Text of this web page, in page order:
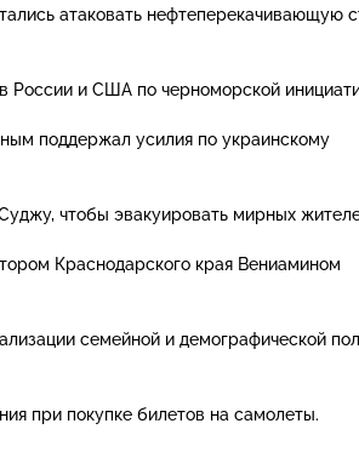
атаковать нефтеперекачивающую
России и США по черноморской
поддержал усилия по украинскому
чтобы эвакуировать мирных
Краснодарского края Вениамином
семейной и демографической
при покупке билетов на самолеты.